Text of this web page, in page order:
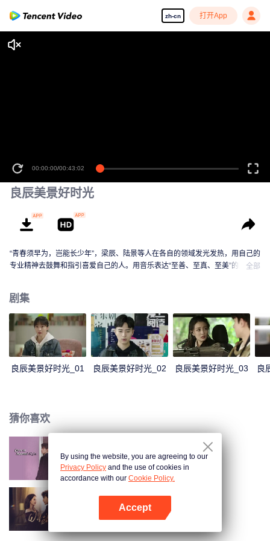
zh-cn 打开App
00:00:00/00:43:02
良辰美景好时光
“青春须早为，岂能长少年”，梁辰、陆景等人在各自的领域发光发热，用自己的
专业精神去鼓舞和指引喜爱自己的人。用音乐表达“至善、至真、至美”的梁辰，
景用其扎实的专业素养，积极正面地影响着身边的同学们，为社会数据研究做
出贡献。两个原本遥遥相望的陌生人因为大数据而相遇，在追梦的旅途中不断
靠近信任彼此。
全部
剧集
良辰美景好时光_01 良辰美景好时光_02 良辰美景好时光_03 良
猜你喜欢
二见钟情
妻子的反攻
By using the website, you are agreeing to our
Privacy Policy and the use of cookies in
accordance with our Cookie Policy.
Accept